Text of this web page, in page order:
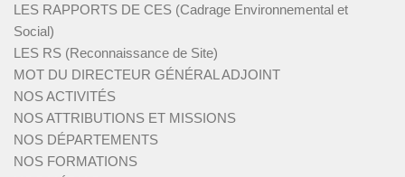
LES RAPPORTS DE CES (Cadrage Environnemental et
Social)
LES RS (Reconnaissance de Site)
MOT DU DIRECTEUR GÉNÉRAL ADJOINT
NOS ACTIVITÉS
NOS ATTRIBUTIONS ET MISSIONS
NOS DÉPARTEMENTS
NOS FORMATIONS